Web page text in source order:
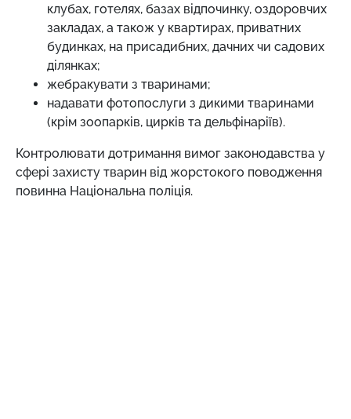
клубах, готелях, базах відпочинку, оздоровчих
закладах, а також у квартирах, приватних
будинках, на присадибних, дачних чи садових
ділянках;
жебракувати з тваринами;
надавати фотопослуги з дикими тваринами
(крім зоопарків, цирків та дельфінаріїв).
Контролювати дотримання вимог законодавства у
сфері захисту тварин від жорстокого поводження
повинна Національна поліція.